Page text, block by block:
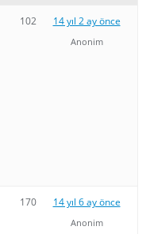
102 14 yıl 2 ay önce
Anonim
170 14 yıl 6 ay önce
Anonim